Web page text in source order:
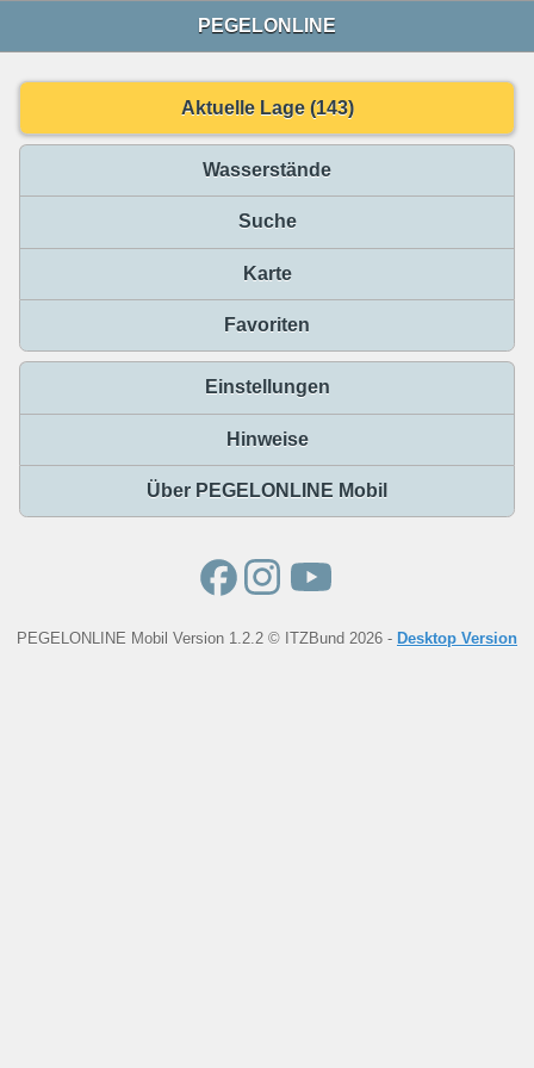
PEGELONLINE
Aktuelle Lage (143)
Wasserstände
Suche
Karte
Favoriten
Einstellungen
Hinweise
Über PEGELONLINE Mobil
PEGELONLINE Mobil Version 1.2.2 © ITZBund 2026 - Desktop Version